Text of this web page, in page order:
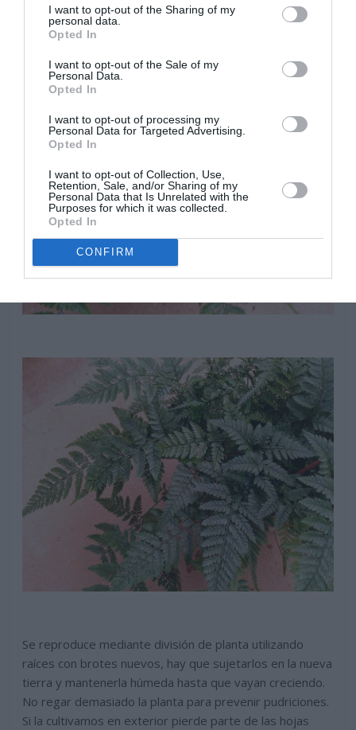
I want to opt-out of the Sharing of my
personal data.
Opted In
I want to opt-out of the Sale of my
Personal Data.
Opted In
I want to opt-out of processing my
Personal Data for Targeted Advertising.
Opted In
I want to opt-out of Collection, Use,
Retention, Sale, and/or Sharing of my
Personal Data that Is Unrelated with the
Purposes for which it was collected.
Opted In
CONFIRM
debemos pulverizarla a menudo para mantener la
humedad.
Se reproduce mediante división de planta utilizando
raíces con brotes nuevos, hay que sujetarlos en la nueva
tierra y mantenerla húmeda hasta que vayan creciendo.
No regar demasiado la planta para prevenir pudriciones.
Si la cultivamos en exterior pierde parte de las hojas